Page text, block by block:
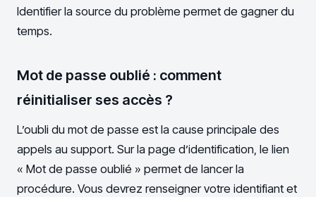
Identifier la source du problème permet de gagner du
temps.
Mot de passe oublié : comment
réinitialiser ses accès ?
L’oubli du mot de passe est la cause principale des
appels au support. Sur la page d’identification, le lien
« Mot de passe oublié » permet de lancer la
procédure. Vous devrez renseigner votre identifiant et